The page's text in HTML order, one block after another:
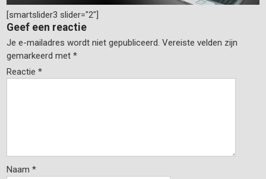
[smartslider3 slider="2"]
Geef een reactie
Je e-mailadres wordt niet gepubliceerd. Vereiste velden zijn
gemarkeerd met*
Reactie*
Naam*